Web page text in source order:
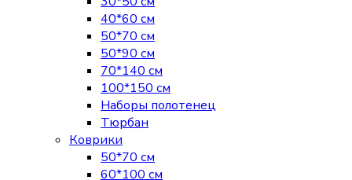
40*60 см
50*70 см
50*90 см
70*140 см
100*150 см
Наборы полотенец
Тюрбан
Коврики
50*70 см
60*100 см